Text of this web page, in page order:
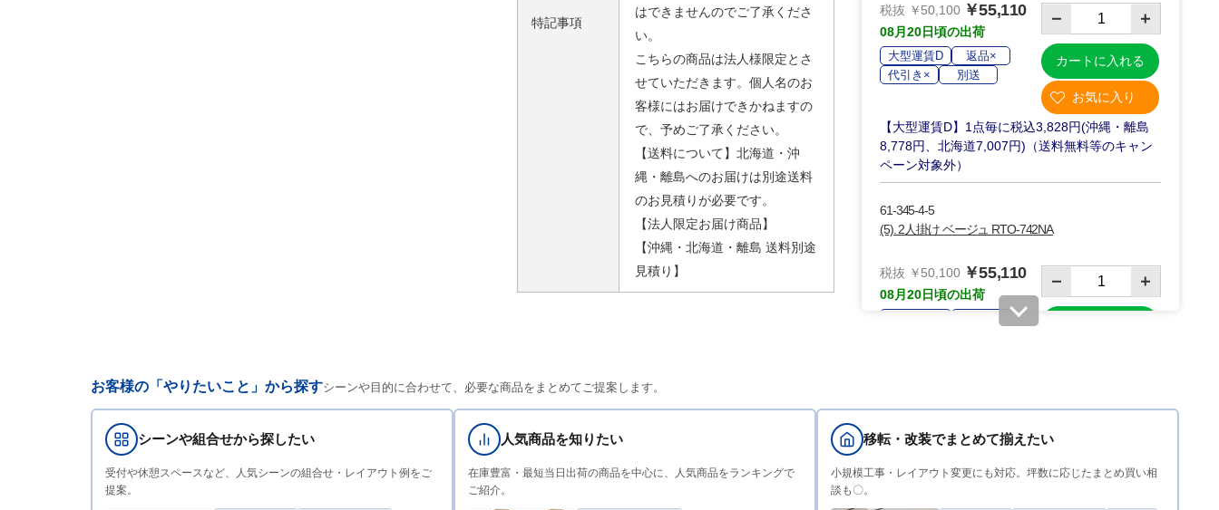
特記事項
はできませんのでご了承くださ
い。
こちらの商品は法人様限定とさ
せていただきます。個人名のお
客様にはお届けできかねますの
で、予めご了承ください。
【送料について】北海道・沖
縄・離島へのお届けは別途送料
のお見積りが必要です。
【法人限定お届け商品】
【沖縄・北海道・離島 送料別途
見積り】
税抜 ￥50,100 ￥55,110
08月20日頃の出荷
大型運賃D
返品×
代引き×
別送
カートに入れる
【大型運賃D】1点毎に税込3,828円(沖縄・離島
8,778円、北海道7,007円)（送料無料等のキャン
ペーン対象外）
61-345-4-5
(5). 2人掛け ベージュ RTO-742NA
税抜 ￥50,100 ￥55,110
08月20日頃の出荷
8,778円、北海道7,007円)（送料無料等のキャン
61-345-4-6
お客様の「やりたいこと」から探すシーンや目的に合わせて、必要な商品をまとめてご提案します。
シーンや組合せから探したい
受付や休憩スペースなど、人気シーンの組合せ・レイアウト例をご
提案。
人気商品を知りたい
在庫豊富・最短当日出荷の商品を中心に、人気商品をランキングで
ご紹介。
移転・改装でまとめて揃えたい
小規模工事・レイアウト変更にも対応。坪数に応じたまとめ買い相
談も〇。